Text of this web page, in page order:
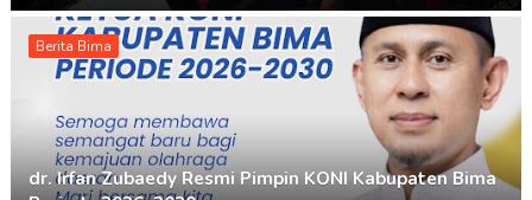
Berita Bima
dr. Irfan Zubaedy Resmi Pimpin KONI Kabupaten Bima